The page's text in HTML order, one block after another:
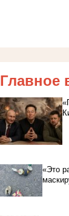
Главное
«Это